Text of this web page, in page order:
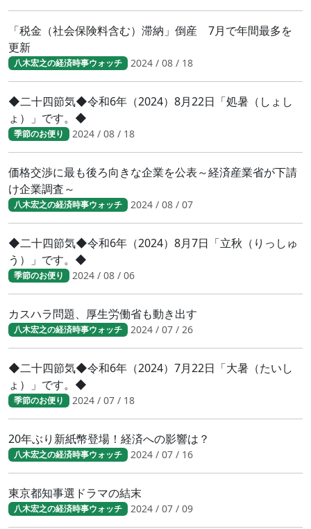
「税金（社会保険料含む）滞納」倒産 7月で年間最多を
更新
八木宏之の経済時事ウォッチ 2024 / 08 / 18
◆二十四節気◆令和6年（2024）8月22日「処暑（しょし
ょ）」です。◆
季節のお便り 2024 / 08 / 18
価格交渉に最も後ろ向きな企業を公表～経済産業省が下請
け企業調査～
八木宏之の経済時事ウォッチ 2024 / 08 / 07
◆二十四節気◆令和6年（2024）8月7日「立秋（りっしゅ
う）」です。◆
季節のお便り 2024 / 08 / 06
カスハラ問題、厚生労働省も動き出す
八木宏之の経済時事ウォッチ 2024 / 07 / 26
◆二十四節気◆令和6年（2024）7月22日「大暑（たいし
ょ）」です。◆
季節のお便り 2024 / 07 / 18
20年ぶり新紙幣登場！経済への影響は？
八木宏之の経済時事ウォッチ 2024 / 07 / 16
東京都知事選ドラマの結末
八木宏之の経済時事ウォッチ 2024 / 07 / 09